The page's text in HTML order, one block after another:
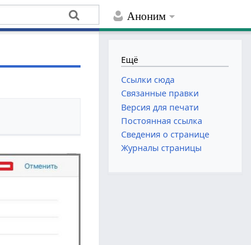
Аноним
Ещё
Ссылки сюда
Связанные правки
Версия для печати
Постоянная ссылка
Сведения о странице
Журналы страницы